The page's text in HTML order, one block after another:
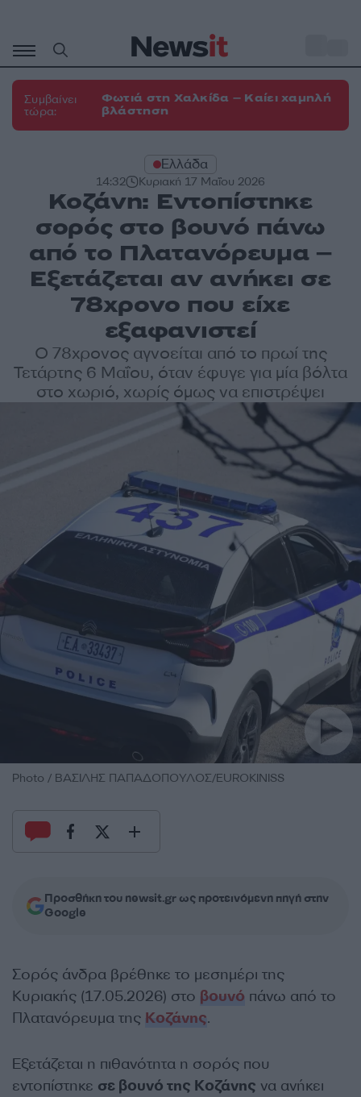
περιεχόμενο
Συμβαίνει
τώρα:
Φωτιά στη Χαλκίδα – Καίει χαμηλή
βλάστηση
Ελλάδα
14:32 Κυριακή 17 Μαΐου 2026
Κοζάνη: Εντοπίστηκε
σορός στο βουνό πάνω
από το Πλατανόρευμα –
Εξετάζεται αν ανήκει σε
78χρονο που είχε
εξαφανιστεί
Ο 78χρονος αγνοείται από το πρωί της
Τετάρτης 6 Μαΐου, όταν έφυγε για μία βόλτα
στο χωριό, χωρίς όμως να επιστρέψει
Photo / ΒΑΣΙΛΗΣ ΠΑΠΑΔΟΠΟΥΛΟΣ/EUROKINISS
Προσθήκη του newsit.gr ως προτεινόμενη πηγή στην
Google
Σορός άνδρα βρέθηκε το μεσημέρι της
Κυριακής (17.05.2026) στο βουνό πάνω από το
Πλατανόρευμα της Κοζάνης.
Εξετάζεται η πιθανότητα η σορός που
εντοπίστηκε σε βουνό της Κοζάνης να ανήκει